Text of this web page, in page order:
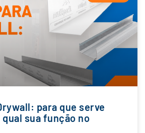
para que serve
sua função no